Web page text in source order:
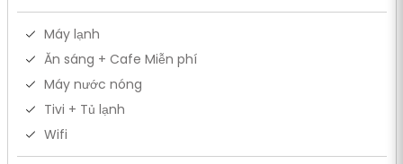
Máy lạnh
Ăn sáng + Cafe Miễn phí
Máy nước nóng
Tivi + Tủ lạnh
Wifi